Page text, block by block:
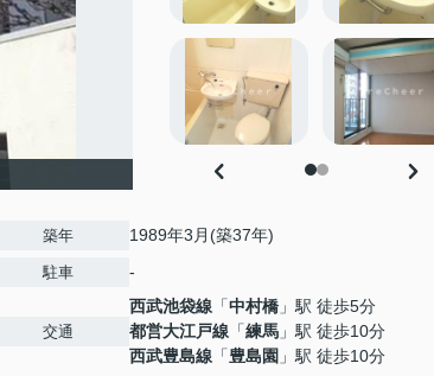
築年 1989年3月(築37年)
駐車 -
交通
西武池袋線 「中村橋 」駅 徒歩5分
都営大江戸線 「練馬 」駅 徒歩10分
西武豊島線 「豊島園 」駅 徒歩10分